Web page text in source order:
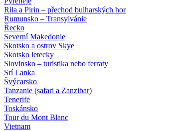
Rila a Pirin – přechod bulharských hor
Rumunsko – Transylvánie
Řecko
Severní Makedonie
Skotsko a ostrov Skye
Skotsko letecky
Slovinsko – turistika nebo ferraty
Srí Lanka
Švýcarsko
Tanzanie (safari a Zanzibar)
Tenerife
Toskánsko
Tour du Mont Blanc
Vietnam